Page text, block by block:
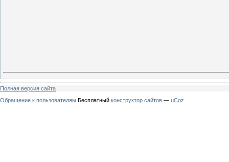
Полная версия сайта
Обращение к пользователям Бесплатный конструктор сайтов — uCoz